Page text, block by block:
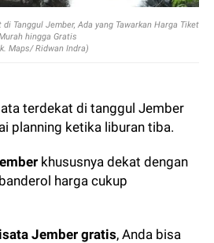
Tanggul Jember, Ada yang Tawarkan Harga Tiket
hingga Gratis
Maps/ Ridwan Indra)
terdekat di tanggul Jember
planning ketika liburan tiba.
khususnya dekat dengan
harga cukup
Jember gratis, Anda bisa